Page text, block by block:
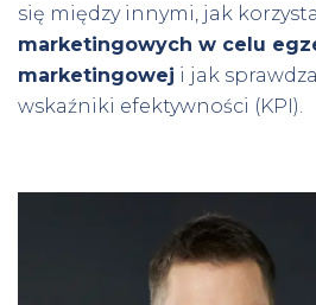
się między innymi, jak
marketingowych w celu
marketingowej i jak
wskaźniki efektywności (KPI).